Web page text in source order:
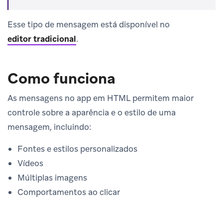
Esse tipo de mensagem está disponível no
editor tradicional.
Como funciona
As mensagens no app em HTML permitem maior
controle sobre a aparência e o estilo de uma
mensagem, incluindo:
Fontes e estilos personalizados
Vídeos
Múltiplas imagens
Comportamentos ao clicar